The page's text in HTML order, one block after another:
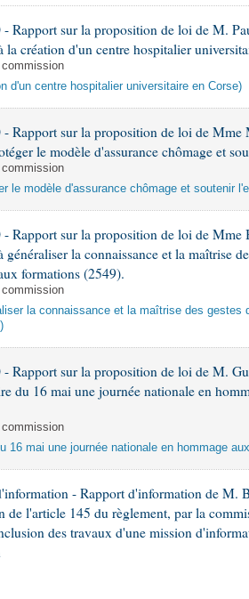
des lois
des lois
publics
d'accès
droit
- Rapport sur la proposition de loi de M.
la création d'un centre hospitalier
commission
d'un centre hospitalier universitaire en Corse)
- Rapport sur la proposition de loi de Mme
le modèle d'assurance chômage et
commission
le modèle d'assurance chômage et soutenir
- Rapport sur la proposition de loi de Mme
généraliser la connaissance et la maîtrise
formations (2549).
commission
la connaissance et la maîtrise des gestes
- Rapport sur la proposition de loi de M.
du 16 mai une journée nationale en
commission
16 mai une journée nationale en hommage
- Rapport d'information de M.
de l'article 145 du règlement, par la
des travaux d'une mission